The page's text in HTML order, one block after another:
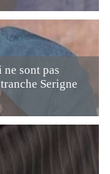
sont pas
Serigne